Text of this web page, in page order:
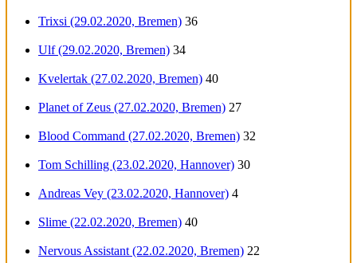
Trixsi (29.02.2020, Bremen) 36
Ulf (29.02.2020, Bremen) 34
Kvelertak (27.02.2020, Bremen) 40
Planet of Zeus (27.02.2020, Bremen) 27
Blood Command (27.02.2020, Bremen) 32
Tom Schilling (23.02.2020, Hannover) 30
Andreas Vey (23.02.2020, Hannover) 4
Slime (22.02.2020, Bremen) 40
Nervous Assistant (22.02.2020, Bremen) 22